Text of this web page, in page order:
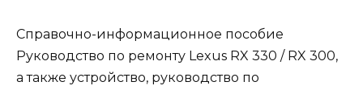
Справочно-информационное пособие
Руководство по ремонту Lexus RX 330 / RX 300,
а также устройство, руководство по